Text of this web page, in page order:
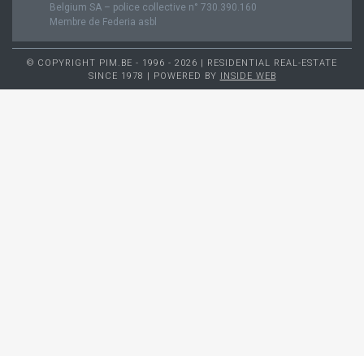
Belgium SA – police collective n° 730.390.160
Membre de Federia asbl
© COPYRIGHT PIM.BE - 1996 - 2026 | RESIDENTIAL REAL-ESTATE
SINCE 1978 | POWERED BY INSIDE WEB